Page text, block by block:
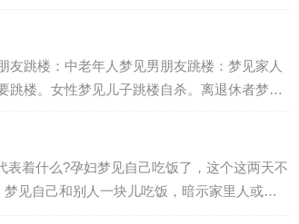
人，代表做做梦的人…
跳楼：中老年人梦见男朋友跳楼：梦见家人
跳楼。女性梦见儿子跳楼自杀。离退休者梦见
着什么?孕妇梦见自己吃饭了，这个这两天不
见自己和别人一块儿吃饭，暗示家里人或邻
墙上或高处吃饭，预示…